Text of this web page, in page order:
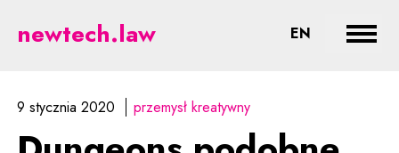
Dungeons podobne do
newtech.law EN CHANGE
9 stycznia 2020 przemysł kreatywny